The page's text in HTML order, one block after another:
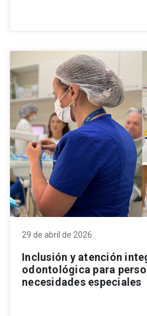
29 de abril de 2026
Inclusión y atención
odontológica para
necesidades especiales